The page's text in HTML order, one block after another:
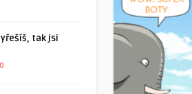
tak jsi
0